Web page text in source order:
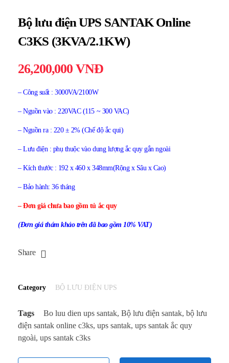
Bộ lưu điện UPS SANTAK Online
C3KS (3KVA/2.1KW)
26,200,000VNĐ
– Công suất : 3000VA/2100W
– Nguồn vào : 220VAC (115 ~ 300 VAC)
– Nguồn ra : 220 ± 2% (Chế độ ắc qui)
– Lưu điện : phụ thuộc vào dung lượng ắc quy gắn ngoài
– Kích thước : 192 x 460 x 348mm(Rộng x Sâu x Cao)
– Bảo hành: 36 tháng
– Đơn giá chưa bao gồm tủ ắc quy
(Đơn giá thám khảo trên đã bao gồm 10% VAT)
Share
Category BỘ LƯU ĐIỆN UPS
Tags Bo luu dien ups santak, Bộ lưu điện santak, bộ lưu
điện santak online c3ks, ups santak, ups santak ắc quy
ngoài, ups santak c3ks